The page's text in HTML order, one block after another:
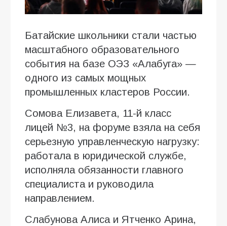
Батайские школьники стали частью
масштабного образовательного
события на базе ОЭЗ «Алабуга» —
одного из самых мощных
промышленных кластеров России.
Сомова Елизавета, 11-й класс
лицей №3, на форуме взяла на себя
серьезную управленческую нагрузку:
работала в юридической службе,
исполняла обязанности главного
специалиста и руководила
направлением.
Слабунова Алиса и Ятченко Арина,